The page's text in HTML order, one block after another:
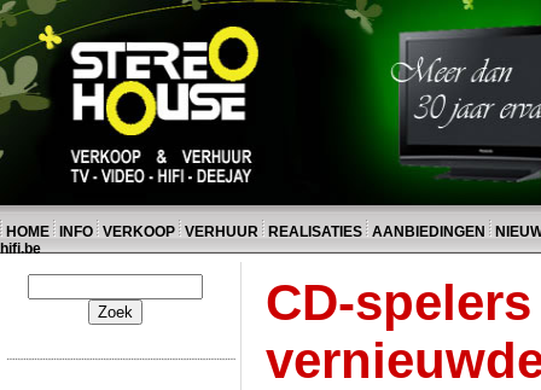
HOME INFO VERKOOP VERHUUR REALISATIES AANBIEDINGEN
hifi.be
CD-